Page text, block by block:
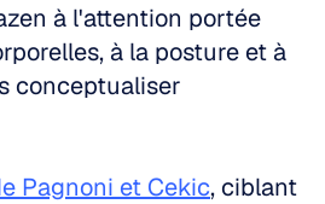
à l'attention portée
à la posture et à
conceptualiser
Pagnoni et Cekic, ciblant